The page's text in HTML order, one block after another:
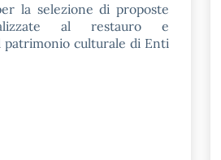
la selezione di proposte
al restauro e
patrimonio culturale di Enti